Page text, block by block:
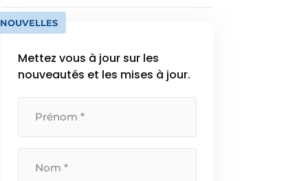
NOUVELLES
Mettez vous à jour sur les
nouveautés et les mises à jour.